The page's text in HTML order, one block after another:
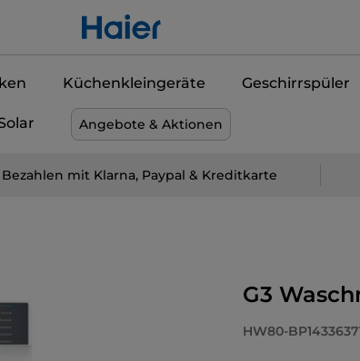
Küchenkleingeräte Geschirrspüler
Angebote & Aktionen
Bezahlen mit Klarna, Paypal & Kreditkarte
G3
HW80-